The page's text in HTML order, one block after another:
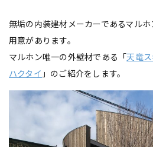
無垢の内装建材メーカーであるマル
用意があります。
マルホン唯一の外壁材である「天竜
ハクタイ 」のご紹介をします。